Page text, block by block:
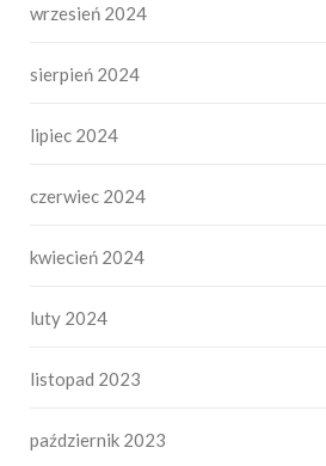
wrzesień 2024
sierpień 2024
lipiec 2024
czerwiec 2024
kwiecień 2024
luty 2024
listopad 2023
październik 2023